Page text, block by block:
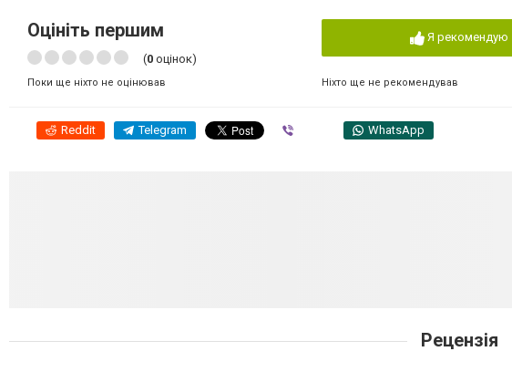
Оцініть першим
(0 оцінок)
Поки ще ніхто не оцінював
Я рекомендую
Ніхто ще не рекомендував
Reddit Telegram WhatsApp
Рецензія